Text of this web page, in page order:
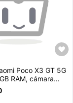
Poco X3 GT 5G
RAM, cámara
y frontal 16MP,